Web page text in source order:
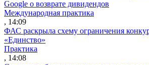
Google о возврате дивидендов
Международная практика
, 14:09
ФАС раскрыла схему ограничения
«Единство»
Практика
, 14:08